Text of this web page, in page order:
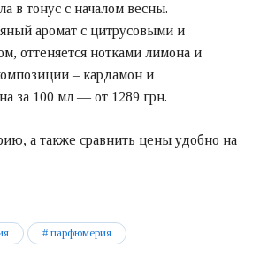
в тонус с началом весны.
аромат с цитрусовыми и
оттеняется нотками лимона и
– кардамон и
за 100 мл — от 1289 грн.
а также сравнить цены удобно на
парфюмерия